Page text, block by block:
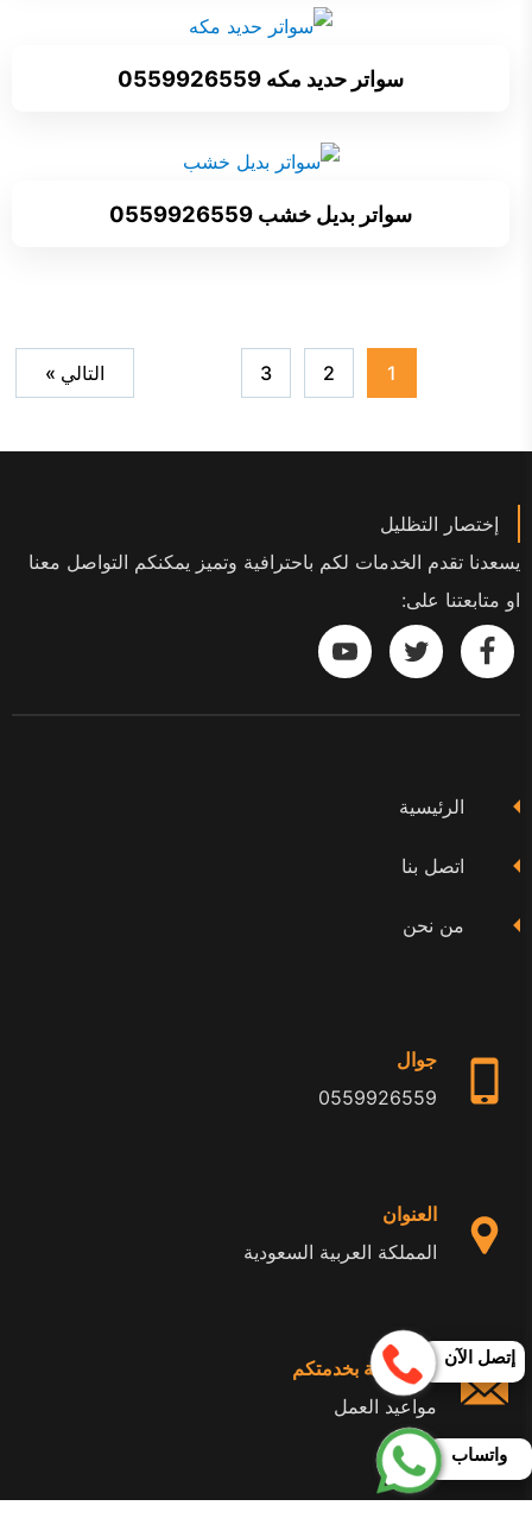
سواتر حديد مكه 0559926559
سواتر بديل خشب 0559926559
1
2
3 التالي »
إختصار التظليل
يسعدنا تقدم الخدمات لكم باحترافية وتميز يمكنكم التواصل معنا
او متابعتنا على:
تابعنا
فيسبوك
تابعنا تابعنا
الرئيسية
اتصل بنا
من نحن
جوال
0559926559
العنوان
المملكة العربية السعودية
24 ساعة بخدمتكم
مواعيد العمل
إتصل الآن
واتساب